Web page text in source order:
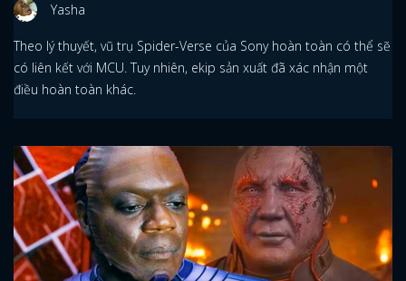
Yasha
Theo lý thuyết, vũ trụ Spider-Verse của Sony hoàn toàn có thể sẽ
có liên kết với MCU. Tuy nhiên, ekip sản xuất đã xác nhận một
điều hoàn toàn khác.